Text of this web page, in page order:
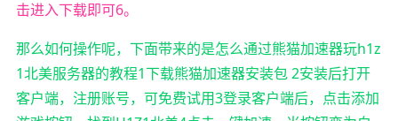
击进入下载即可6。
那么如何操作呢，下面带来的是怎么通过熊猫加速器玩h1z
1北美服务器的教程1下载熊猫加速器安装包 2安装后打开
客户端，注册账号，可免费试用3登录客户端后，点击添加